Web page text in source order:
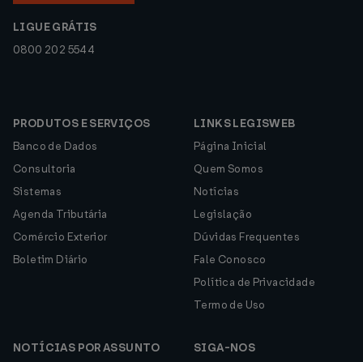
LIGUE GRÁTIS
0800 202 5544
PRODUTOS E SERVIÇOS
Banco de Dados
Consultoria
Sistemas
Agenda Tributária
Comércio Exterior
Boletim Diário
LINKS LEGISWEB
Página Inicial
Quem Somos
Notícias
Legislação
Dúvidas Frequentes
Fale Conosco
Política de Privacidade
Termo de Uso
NOTÍCIAS POR ASSUNTO
SIGA-NOS